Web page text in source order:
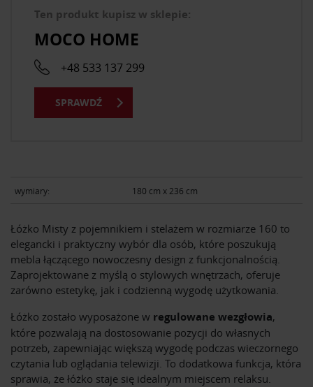
wymiary: 180 cm x 236 cm
Łóżko Misty z pojemnikiem i stelażem w rozmiarze 160 to
elegancki i praktyczny wybór dla osób, które poszukują
mebla łączącego nowoczesny design z funkcjonalnością.
Zaprojektowane z myślą o stylowych wnętrzach, oferuje
zarówno estetykę, jak i codzienną wygodę użytkowania.
Łóżko zostało wyposażone w regulowane wezgłowia,
które pozwalają na dostosowanie pozycji do własnych
potrzeb, zapewniając większą wygodę podczas wieczornego
czytania lub oglądania telewizji. To dodatkowa funkcja, która
sprawia, że łóżko staje się idealnym miejscem relaksu.
Ten produkt kupisz w sklepie:
MOCO HOME
+48 533 137 299
SPRAWDŹ